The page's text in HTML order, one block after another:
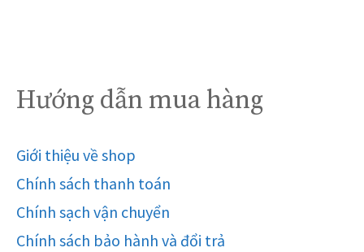
Hướng dẫn mua hàng
Giới thiệu về shop
Chính sách thanh toán
Chính sạch vận chuyển
Chính sách bảo hành và đổi trả